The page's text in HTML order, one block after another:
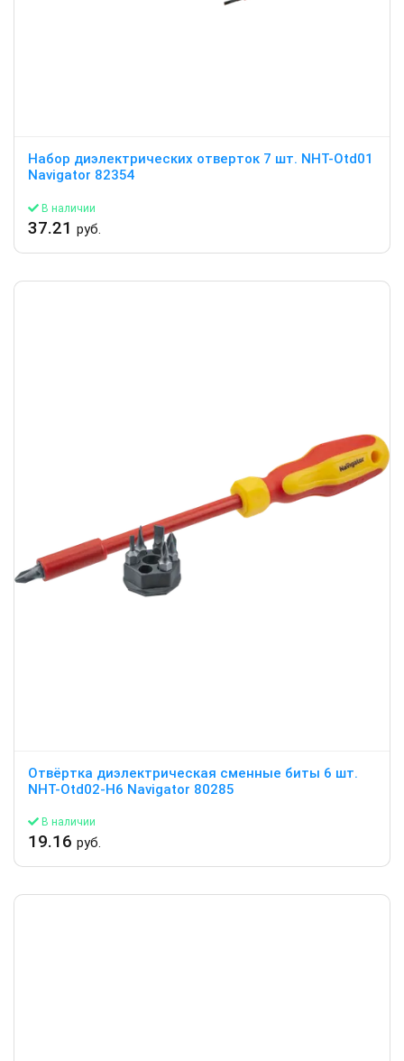
Набор диэлектрических отверток 7 шт. NHT-Otd01
Navigator 82354
В наличии
37.21 руб.
Отвёртка диэлектрическая сменные биты 6 шт.
NHT-Оtd02-H6 Navigator 80285
В наличии
19.16 руб.